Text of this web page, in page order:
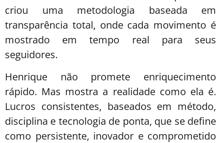
criou uma metodologia baseada em
transparência total, onde cada movimento é
mostrado em tempo real para seus
seguidores.
Henrique não promete enriquecimento
rápido. Mas mostra a realidade como ela é.
Lucros consistentes, baseados em método,
disciplina e tecnologia de ponta, que se define
como persistente, inovador e comprometido